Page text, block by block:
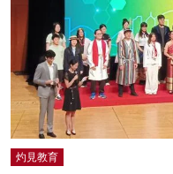
灼見教育